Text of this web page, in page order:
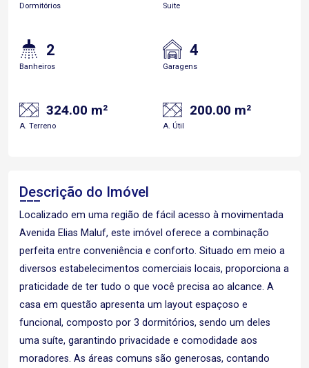
Dormitórios Suite
2
Banheiros
4
Garagens
324.00 m²
A. Terreno
200.00 m²
A. Útil
Descrição do Imóvel
Localizado em uma região de fácil acesso à movimentada
Avenida Elias Maluf, este imóvel oferece a combinação
perfeita entre conveniência e conforto. Situado em meio a
diversos estabelecimentos comerciais locais, proporciona a
praticidade de ter tudo o que você precisa ao alcance. A
casa em questão apresenta um layout espaçoso e
funcional, composto por 3 dormitórios, sendo um deles
uma suíte, garantindo privacidade e comodidade aos
moradores. As áreas comuns são generosas, contando